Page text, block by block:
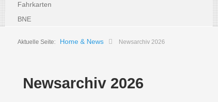
Fahrkarten
BNE
Aktuelle Seite: Home & News Newsarchiv 2026
Newsarchiv 2026